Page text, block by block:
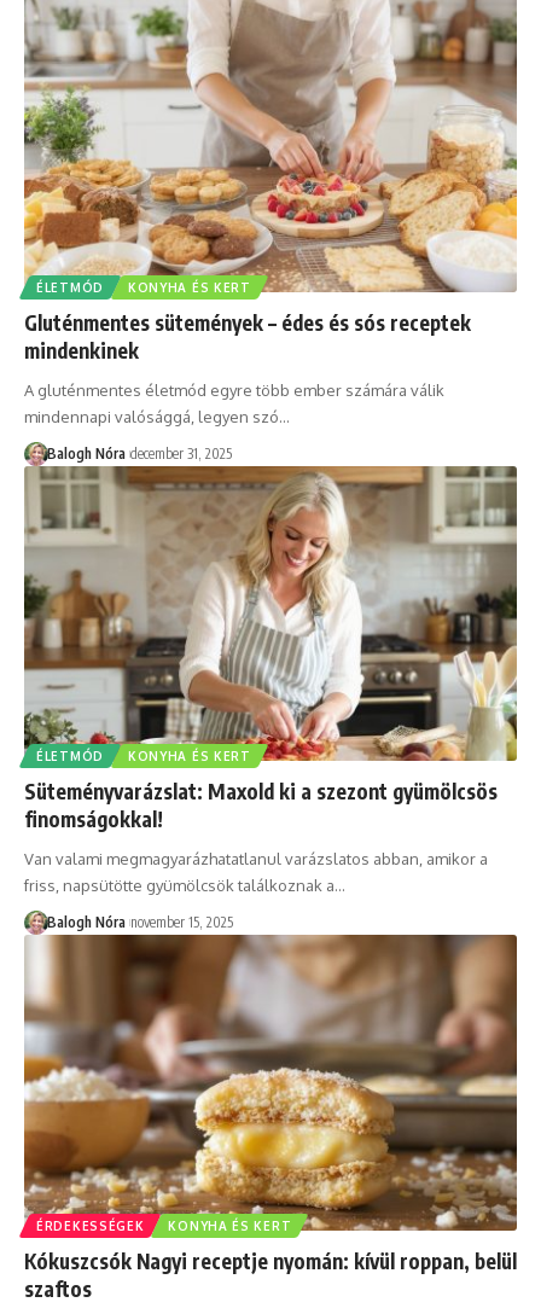
ÉLETMÓD KONYHA ÉS KERT
Gluténmentes sütemények – édes és sós receptek
mindenkinek
A gluténmentes életmód egyre több ember számára válik
mindennapi valósággá, legyen szó…
Balogh Nóra december 31, 2025
ÉLETMÓD KONYHA ÉS KERT
Süteményvarázslat: Maxold ki a szezont gyümölcsös
finomságokkal!
Van valami megmagyarázhatatlanul varázslatos abban, amikor a
friss, napsütötte gyümölcsök találkoznak a…
Balogh Nóra november 15, 2025
ÉRDEKESSÉGEK KONYHA ÉS KERT
Kókuszcsók Nagyi receptje nyomán: kívül roppan, belül
szaftos